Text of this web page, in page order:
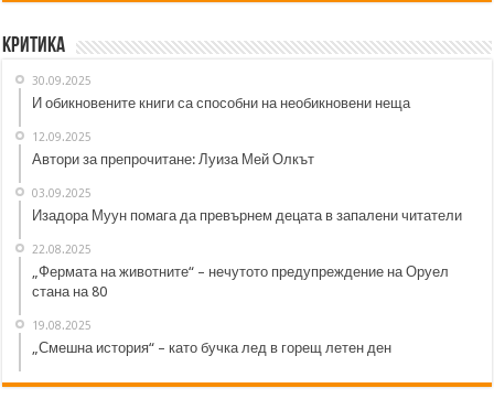
Критика
30.09.2025
И обикновените книги са способни на необикновени неща
12.09.2025
Автори за препрочитане: Луиза Мей Олкът
03.09.2025
Изадора Муун помага да превърнем децата в запалени читатели
22.08.2025
„Фермата на животните“ – нечутото предупреждение на Оруел
стана на 80
19.08.2025
„Смешна история“ – като бучка лед в горещ летен ден